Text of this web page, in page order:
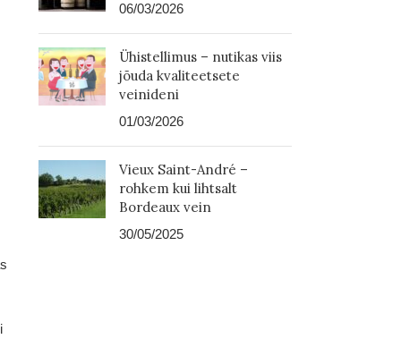
06/03/2026
Ühistellimus – nutikas viis
jõuda kvaliteetsete
veinideni
01/03/2026
Vieux Saint-André –
rohkem kui lihtsalt
Bordeaux vein
30/05/2025